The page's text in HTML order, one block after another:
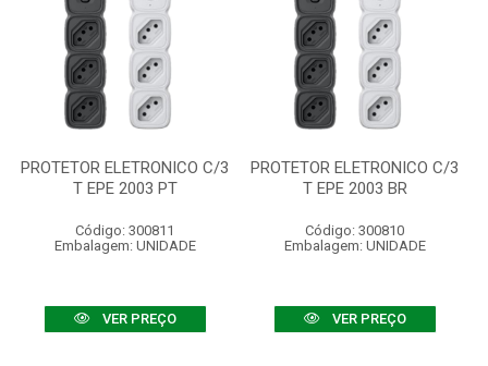
PROTETOR ELETRONICO C/3
T EPE 2003 PT
Código: 300811
Embalagem: UNIDADE
VER PREÇO
PROTETOR ELETRONICO C/3
T EPE 2003 BR
Código: 300810
Embalagem: UNIDADE
VER PREÇO